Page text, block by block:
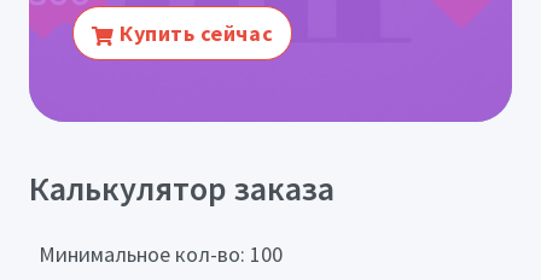
Купить сейчас
Калькулятор заказа
Минимальное кол-во: 100